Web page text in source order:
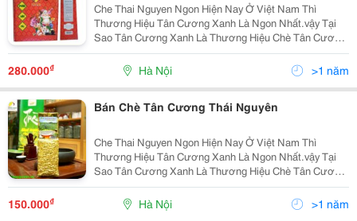
Che Thai Nguyen Ngon Hiện Nay Ở Việt Nam Thì
Thương Hiệu Tân Cương Xanh Là Ngon Nhất.vậy Tại
Sao Tân Cương Xanh Là Thương Hiệu Chè Tân Cương
Thái Nguyên Ngon Nhất Ở Việt Nam Thứ 1 : Tân
Cương Xanh Có Nhà Máy Sản Xuất Chế Biến Chè Thái
Nguyên Chất
280.000₫ Hà Nội >1 năm
Bán Chè Tân Cương Thái Nguyên
Che Thai Nguyen Ngon Hiện Nay Ở Việt Nam Thì
Thương Hiệu Tân Cương Xanh Là Ngon Nhất.vậy Tại
Sao Tân Cương Xanh Là Thương Hiệu Chè Tân Cương
Thái Nguyên Ngon Nhất Ở Việt Nam Thứ 1 : Tân
Cương Xanh Có Nhà Máy Sản Xuất Chế Biến Chè Thái
Nguyên Chất
150.000₫ Hà Nội >1 năm